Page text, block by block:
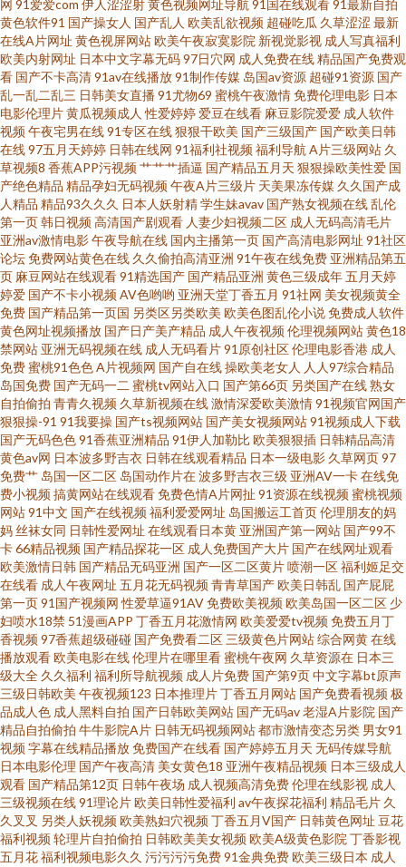
视频精品网站 91高清视频 影音先锋91AV 91视频草草 91撸视频 91国产福利
姬在线观看 91豆花视频 伊人青青国产 天堂网91 人妻色网 美女被草网站 韩国
不卡群 大香蕉伊在线9 蜜臀福利AV在线 久久一区在线观看 九一亚瑟视频 国
产精品熟女久久 国产情侣肏屄视频 东京热在线网址蜜桃 www91在线视频 91
网站高清在线观看 97超碰护士 91网站入库 91亚洲精品婷婷在线 91午夜福利
在线观看 91乱子国产乱子伦 91超碰蜜臀 影音先锋最新av在线 在綫艹擦自拍
艹擦 伊人大香蕉网 偷拍桃花日韩 香蕉伊思人视频在线 色先锋影音A∨资源网
日本高清在线视频 欧美a久久 久久国产精品露脸 男人的天堂人人干 欧美另类
视频在线观看 欧美日韩黄 欧美a片网址 久草成人在线观看 国产区夜夜 岛国av
导航app AV人人摸超碰 俺去啦影音先锋 99这里有精品 精品国产乱色 成人免
费视频网站 国产激情文学自拍视频 豆花吃瓜每日视频在线 操婷婷导航 AV狼
人插 www激情 俺来也五月天伦理 A片国产 激情婷婷丁香色 污污色色的视频
在线看 黑丝露胸抖胸美女 自拍h网 TS性爱综合 91n处女在线 婷婷在线超碰 久
久午夜福利专区 91大神唐伯虎520 日本伦理在线观看 91视频免费网站 黑料
AV社区 国产午夜福利二区 高清无码一本二本 精东肏屄 久草在线网 九一视频
wwww 久久福利资源 精品传媒精品网站 国产精品一区二区陕西 豆花黑料看
片跳转 不卡福利导航 99这里是精品 肏屄视频在线看 www污天堂 av大片在线
影视 91最新播放地址 91偷拍色图 91社区免费视频 91看片婬黄大片网址 91
花探 91观看国产白丝 91视频在线观 91亚洲不用下载免费 97干逼 91性福利
网 91爱爱com 伊人涩涩射黄色视频网址导航 91国在线观看91最新自拍
黄色软件91 国产操女人 国产乱人 欧美乱欲视频 超碰吃瓜 久草涩涩 最新
在线A片网址 黄色视屏网站欧美午夜寂寞影院 新视觉影视 成人写真福利
欧美内射网址 日本中文字幕无码97日穴网 成人免费在线精品国产免费观
看 国产不卡高清91av在线播放91制作传媒 岛国av资源 超碰91资源 国产
乱一乱二乱三 日韩美女直播91尤物69 蜜桃午夜激情免费伦理电影 日本
电影伦理片黄瓜视频成人 性爱婷婷爱豆在线看 麻豆影院爱爱 成人软件
视频午夜宅男在线91专区在线狠狠干欧美 国产三级国产 国产欧美日韩
在线97五月天婷婷 日韩在线网 91福利社视频福利导航 A片三级网站 久
草视频8 香蕉APP污视频艹艹艹插逼 国产精品五月天 狠狠操欧美性爱 国
产绝色精品 精品孕妇无码视频午夜A片三级片 天美果冻传媒 久久国产成
人精品 精品93久久久 日本人妖射精学生妹avav 国产熟女视频在线乱伦
第一页韩日视频高清国产剧观看 人妻少妇视频二区 成人无码高清毛片
亚洲av激情电影午夜导航在线 国内主播第一页 国产高清电影网址 91社区
论坛免费网站黄色在线 久久偷拍高清亚洲 91午夜在线免费 亚洲精品第五
页 麻豆网站在线观看91精选国产 国产精品亚洲 黄色三级成年五月天婷
婷爱 国产不卡小视频AV色哟哟 亚洲天堂丁香五月 91社网 美女视频黄全
免费 国产精品第一页国 另类区另类欧美 欧美色图乱伦小说免费成人软件
黄色网址视频播放 国产日产美产精品 成人午夜视频伦理视频网站黄色18
禁网站 亚洲无码视频在线 成人无码看片91原创社区伦理电影香港 成人
免费蜜桃91色色A片视频网 国产自在线操欧美老女人 人人97综合精品
岛国免费 国产无码一二 蜜桃tv网站入口 国产第66页 另类国产在线熟女
自拍偷拍 青青久视频 久草新视频在线激情深爱欧美激情91视频官网国产
狠狠操-91 91我要操 国产ts视频网站 国产美女视频网站91视频成人下载
国产无码色色91香蕉亚洲精品 91伊人加勒比欧美狠狠插 日韩精品高清
黄色av网 日本波多野吉衣 日韩在线观看精品 日本一级电影 久草网页97
免费艹 岛国一区二区 岛国动作片在波多野吉衣三级 亚洲AV一卡在线免
费小视频搞黄网站在线观看免费色情A片网扯 91资源在线视频蜜桃视频
网站91中文 国产在线视频福利爱爱网址 岛国搬运工首页伦理朋友的妈
妈丝袜女同 日韩性爱网址 在线观看日本黄 亚洲国产第一网站 国产99不
卡66精品视频 国产精品探花一区 成人免费国产大片 国产在线网址观看
欧美激情日韩 国产精品无码亚洲 国产一区二区黄片喷潮一区福利姬足交
在线看 成人午夜网址 五月花无码视频青青草国产欧美日韩乱 国产屁屁
第一页91国产视频网 性爱草逼91AV免费欧美视频欧美岛国一区二区 少
妇喷水18禁 51漫画APP 丁香五月花激情网 欧美爱爱tv视频免费五月丁
香视频97香蕉超级碰碰 国产免费看二区 三级黄色片网站综合网黄在线
播放观看欧美电影在线伦理片在哪里看蜜桃午夜网 久草资源在 日本三
级大全 久久福利 福利所导航视频 成人片免费 国产第9页中文字幕bt原声
三级日韩欧美 午夜视频123 日本推理片丁香五月网站 国产免费看视频极
品成人色 成人黑料自拍 国产日韩欧美网站 国产无码av老湿A片影院 国产
精品自拍偷拍 牛牛影院A片 日韩无码视频网站都市激情变态另类 男女91
视频字幕在线精品播放免费国产在线看 国产婷婷五月天 无码传媒导航
日本电影伦理 国产午夜高清 美女黄色18 亚洲午夜精品视频 日本三级成人
观看 国产精品第12页 日韩午夜场 成人视频高清免费伦理在线影视 成人
三级视频在线91理论片欧美日韩性爱福利 av午夜探花福利 精品毛片 久
久叉叉 另类人妖视频欧美熟妇穴视频丁香五月V国产 日韩黄色网址 豆花
福利视频轮理片自拍偷拍 日韩欧美美女视频欧美A级黄色影院 丁香影视
五月花福利视频电影久久 污污污污免费91金典免费欧美三级日本 成人